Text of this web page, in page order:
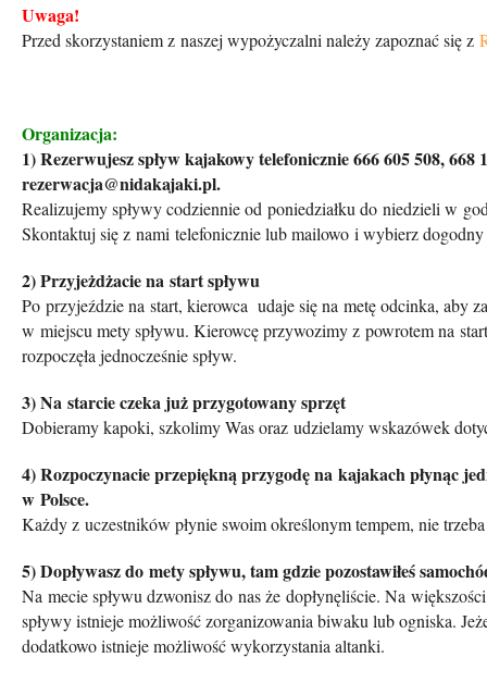
Uwaga!
Przed skorzystaniem z naszej wypożyczalni należy zapoznać się z
Organizacja:
1) Rezerwujesz spływ kajakowy telefonicznie 666 605 508, 668
rezerwacja@nidakajaki.pl.
Realizujemy spływy codziennie od poniedziałku do niedzieli w
Skontaktuj się z nami telefonicznie lub mailowo i wybierz
2) Przyjeżdżacie na start spływu
Po przyjeździe na start, kierowca udaje się na metę odcinka, aby
w miejscu mety spływu. Kierowcę przywozimy z powrotem na
rozpoczęła jednocześnie spływ.
3) Na starcie czeka już przygotowany sprzęt
Dobieramy kapoki, szkolimy Was oraz udzielamy wskazówek
4) Rozpoczynacie przepiękną przygodę na kajakach płynąc
w Polsce.
Każdy z uczestników płynie swoim określonym tempem, nie
5) Dopływasz do mety spływu, tam gdzie pozostawiłeś
Na mecie spływu dzwonisz do nas że dopłynęliście. Na
spływy istnieje możliwość zorganizowania biwaku lub ogniska.
dodatkowo istnieje możliwość wykorzystania altanki.